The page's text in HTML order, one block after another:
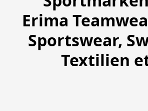
Erima
Sportswear,
Textilien